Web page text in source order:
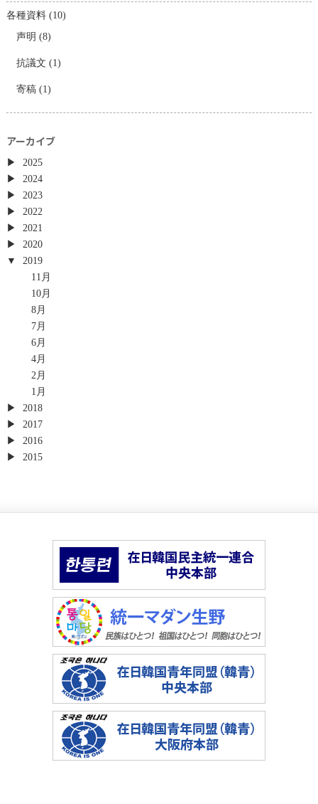
各種資料(10)
声明 (8)
抗議文 (1)
寄稿(1)
アーカイブ
2025
2024
2023
2022
2021
2020
2019
11月
10月
8月
7月
6月
4月
2月
1月
2018
2017
2016
2015